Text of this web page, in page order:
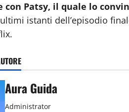
con Patsy, il quale lo
istanti dell’episodio
Aura Guida
Administrator